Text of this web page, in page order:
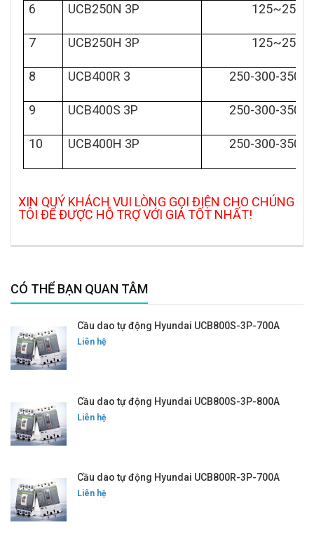
6 UCB250N 3P 125~250A
7 UCB250H 3P 125~250A
8 UCB400R 3 250-300-350-
9 UCB400S 3P 250-300-350-
10 UCB400H 3P 250-300-350-
XIN QUÝ KHÁCH VUI LÒNG GỌI ĐIỆN CHO CHÚNG
TÔI ĐỂ ĐƯỢC HỖ TRỢ VỚI GIÁ TỐT NHẤT!
CÓ THỂ BẠN QUAN TÂM
Cầu dao tự động Hyundai UCB800S-3P-700A
Liên hệ
Cầu dao tự động Hyundai UCB800S-3P-800A
Liên hệ
Cầu dao tự động Hyundai UCB800R-3P-700A
Liên hệ